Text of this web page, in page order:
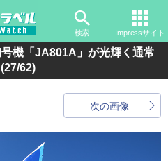
検索 Impressサイト
機「JA801A」が光輝く通常
(27/62)
次の画像